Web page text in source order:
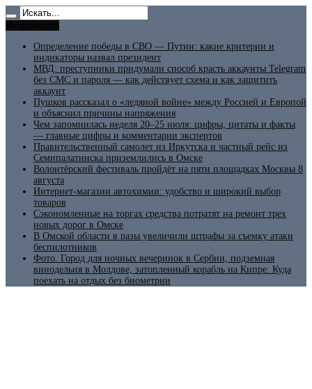
Определение победы в СВО — Путин: какие критерии и
индикаторы назвал президент
МВД: преступники придумали способ красть аккаунты Telegram
без СМС и пароля — как действует схема и как защитить
аккаунт
Пушков рассказал о «ледяной войне» между Россией и Европой
и объяснил причины напряжения
Чем запомнилась неделя 20–25 июля: цифры, цитаты и факты
— главные цифры и комментарии экспертов
Правительственный самолет из Иркутска и частный рейс из
Семипалатинска приземлились в Омске
Волонтёрский фестиваль пройдёт на пяти площадках Москвы 8
августа
Интернет-магазин автохимии: удобство и широкий выбор
товаров
Сэкономленные на торгах средства потратят на ремонт трех
новых дорог в Омске
В Омской области в разы увеличили штрафы за съемку атаки
беспилотников
Фото. Город для ночных вечеринок в Сербии, подземная
винодельня в Молдове, затопленный корабль на Кипре: Куда
поехать на отдых без биометрии